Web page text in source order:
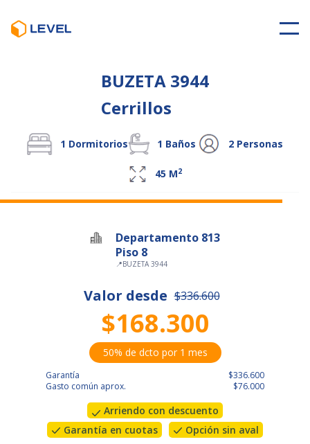
BUZETA 3944
Cerrillos
1 Dormitorios 1 Baños 2 Personas
45 M2
Departamento 813
Piso 8
📍BUZETA 3944
Valor desde $336.600
$168.300
50% de dcto por 1 mes
Garantía
Gasto común aprox.
$336.600
$76.000
Arriendo con descuento
Garantía en cuotas
Opción sin aval